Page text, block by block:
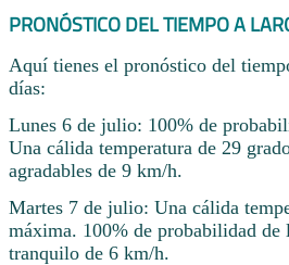
PRONÓSTICO DEL TIEMPO A
Aquí tienes el pronóstico del
días:
Lunes 6 de julio: 100% de
Una cálida temperatura de 29
agradables de 9 km/h.
Martes 7 de julio: Una cálida
máxima. 100% de probabilidad
tranquilo de 6 km/h.